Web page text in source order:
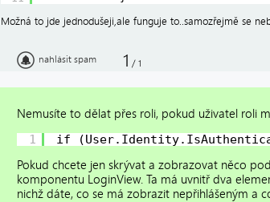
Možná to jde jednodušeji,ale funguje to..samozřejmě se
nahlásit spam 1 / 1
Nemusíte to dělat přes roli, pokud uživatel roli
1 if
Pokud chcete jen skrývat a zobrazovat něco
komponentu LoginView. Ta má uvnitř dva
nichž dáte, co se má zobrazit nepřihlášeným a